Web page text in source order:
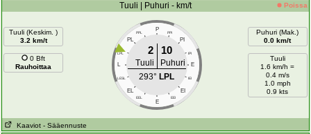
Tuuli | Puhuri - km/t Poissa
Tuuli (Keskim. )
3.2 km/t
0 Bft
Rauhoittaa
P
PPL PPI
PL PI
LPL IPI
L E
LESL IEI
EL EI
EEL EEI
E
2 10
Tuuli
Puhuri
293° LPL
Puhuri (Mak.)
0.0 km/t
Tuuli
1.6 km/h =
0.4 m/s
1.0 mph
0.9 kts
Kaaviot - Sääennuste